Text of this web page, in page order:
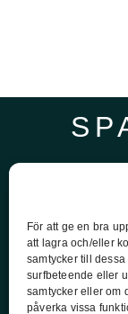
För att ge en bra
att lagra och/eller
samtycker till
surfbeteende eller
samtycker eller om
påverka vissa
08-